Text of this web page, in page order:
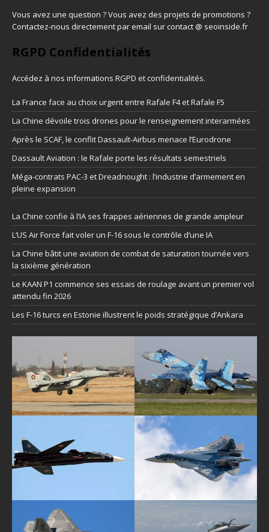
Vous avez une question ? Vous avez des projets de promotions ?
Contactez-nous directement par email sur contact @ seoinside.fr
RGPD Confidentialités
Accédez à nos informations RGPD et confidentialités.
La France face au choix urgent entre Rafale F4 et Rafale F5
La Chine dévoile trois drones pour le renseignement interarmées
Après le SCAF, le conflit Dassault-Airbus menace l’Eurodrone
Dassault Aviation : le Rafale porte les résultats semestriels
Méga-contrats PAC-3 et Dreadnought : l’industrie d’armement en
pleine expansion
La Chine confie à l’IA ses frappes aériennes de grande ampleur
L’US Air Force fait voler un F-16 sous le contrôle d’une IA
La Chine bâtit une aviation de combat de saturation tournée vers
la sixième génération
Le KAAN P1 commence ses essais de roulage avant un premier vol
attendu fin 2026
Les F-16 turcs en Estonie illustrent le poids stratégique d’Ankara